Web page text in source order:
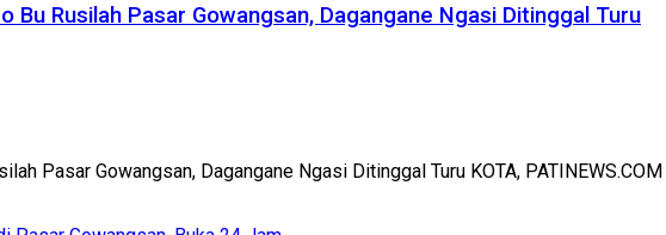
Bu Rusilah Pasar Gowangsan, Dagangane Ngasi Ditinggal Turu
Pasar Gowangsan, Dagangane Ngasi Ditinggal Turu KOTA,